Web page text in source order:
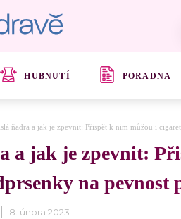
HUBNUTÍ PORADNA
ňadra a jak je zpevnit: Přispět k nim můžou i
a jak je zpevnit:
na pevnost
8. února 2023